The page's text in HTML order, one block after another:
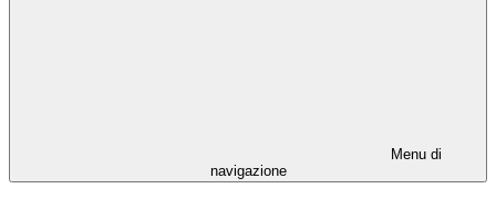
Menu di
navigazione